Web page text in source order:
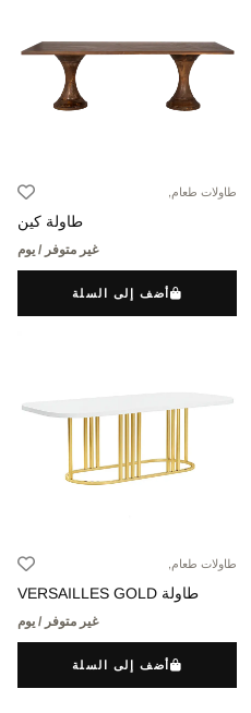
طاولات طعام,
طاولة كين
غير متوفر / يوم
أضف إلى السلة
طاولات طعام,
طاولة VERSAILLES GOLD
غير متوفر / يوم
أضف إلى السلة